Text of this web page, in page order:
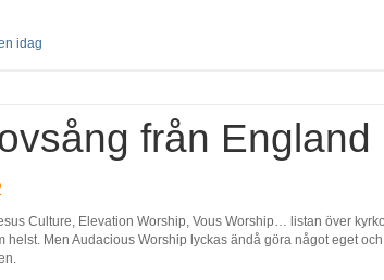
från England
Culture, Elevation Worship, Vous Worship… listan över
helst. Men Audacious Worship lyckas ändå göra något eget